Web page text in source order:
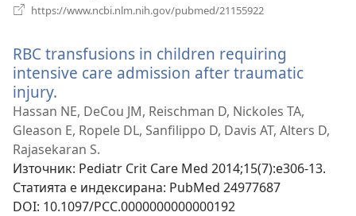
https://www.ncbi.nlm.nih.gov/pubmed/21155922
RBC transfusions in children requiring
intensive care admission after traumatic
injury.
нов
прозорец)
Hassan NE, DeCou JM, Reischman D, Nickoles TA,
Gleason E, Ropele DL, Sanfilippo D, Davis AT, Alters D,
Rajasekaran S.
Източник‎: Pediatr Crit Care Med 2014;15(7):e306-13.
Статията е индексирана‎: PubMed 24977687
DOI‎: 10.1097/PCC.0000000000000192